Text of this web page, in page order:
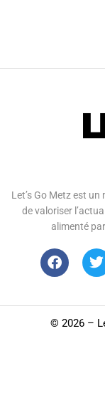
Let’s Go Metz est
de valoriser
alimenté
© 2026 –